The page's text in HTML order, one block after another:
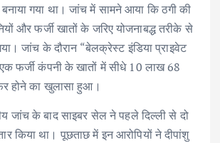
गया था। जांच में सामने आया कि ठगी की
और फर्जी खातों के जरिए योजनाबद्ध तरीके से
जांच के दौरान “बेलक्रेस्ट इंडिया प्राइवेट
फर्जी कंपनी के खातों में सीधे 10 लाख 68
होने का खुलासा हुआ।
जांच के बाद साइबर सेल ने पहले दिल्ली से दो
किया था। पूछताछ में इन आरोपियों ने दीपांशु